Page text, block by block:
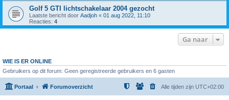
Golf 5 GTI lichtschakelaar 2004 gezocht
Laatste bericht door Aadjoh « 01 aug 2022, 11:10
Reacties: 4
Ga naar
WIE IS ER ONLINE
Gebruikers op dit forum: Geen geregistreerde gebruikers en 6 gasten
Portaal Forumoverzicht Alle tijden zijn UTC+02:00